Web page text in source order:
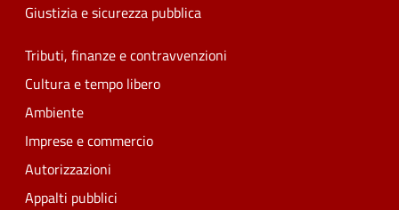
Giustizia e sicurezza pubblica
Tributi, finanze e contravvenzioni
Cultura e tempo libero
Ambiente
Imprese e commercio
Autorizzazioni
Appalti pubblici